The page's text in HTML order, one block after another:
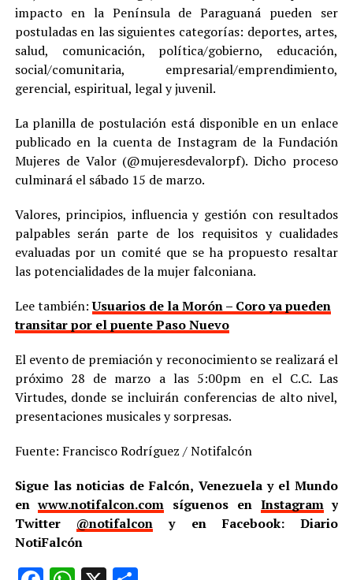
impacto en la Península de Paraguaná pueden ser
postuladas en las siguientes categorías: deportes, artes,
salud, comunicación, política/gobierno, educación,
social/comunitaria, empresarial/emprendimiento,
gerencial, espiritual, legal y juvenil.
La planilla de postulación está disponible en un enlace
publicado en la cuenta de Instagram de la Fundación
Mujeres de Valor (@mujeresdevalorpf). Dicho proceso
culminará el sábado 15 de marzo.
Valores, principios, influencia y gestión con resultados
palpables serán parte de los requisitos y cualidades
evaluadas por un comité que se ha propuesto resaltar
las potencialidades de la mujer falconiana.
Lee también:Usuarios de la Morón – Coro ya pueden
transitar por el puente Paso Nuevo
El evento de premiación y reconocimiento se realizará el
próximo 28 de marzo a las 5:00pm en el C.C. Las
Virtudes, donde se incluirán conferencias de alto nivel,
presentaciones musicales y sorpresas.
Fuente: Francisco Rodríguez / Notifalcón
Sigue las noticias de Falcón, Venezuela y el Mundo
enwww.notifalcon.com síguenos en Instagramy
Twitter @notifalcon y en Facebook: Diario
NotiFalcón